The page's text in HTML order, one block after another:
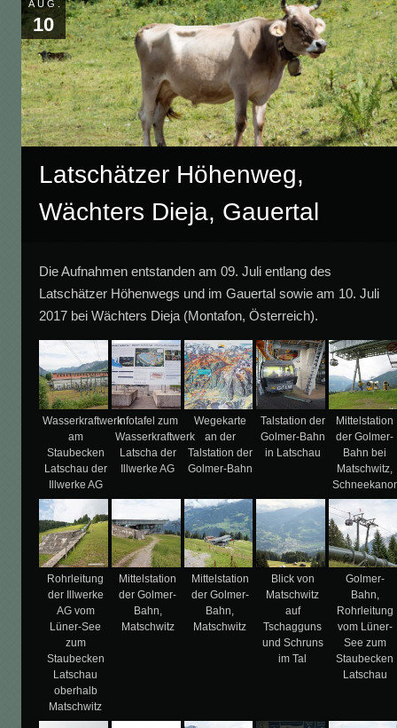
AUG.
10
Latschätzer Höhenweg,
Wächters Dieja, Gauertal
Die Aufnahmen entstanden am 09. Juli entlang des
Latschätzer Höhenwegs und im Gauertal sowie am 10. Juli
2017 bei Wächters Dieja (Montafon, Österreich).
Wasserkraftwerk
am
Staubecken
Latschau der
Illwerke AG
Infotafel zum
Wasserkraftwerk
Latscha der
Illwerke AG
Wegekarte
an der
Talstation der
Golmer-Bahn
Talstation der
Golmer-Bahn
in Latschau
Mittelstation
der Golmer-
Bahn bei
Matschwitz,
Rohrleitung
der Illwerke
AG vom
Lüner-See
zum
Staubecken
Latschau
oberhalb
Matschwitz
Mittelstation
der Golmer-
Bahn,
Matschwitz
Mittelstation
der Golmer-
Bahn,
Matschwitz
Blick von
Matschwitz
auf
Tschagguns
und Schruns
im Tal
Golmer-
Bahn,
Rohrleitung
vom Lüner-
See zum
Staubecken
Latschau